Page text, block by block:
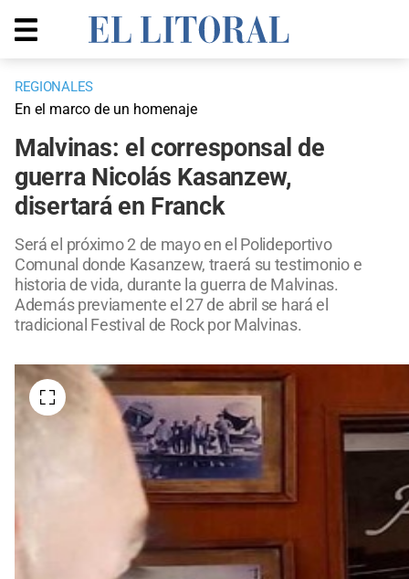
REGIONALES
En el marco de un homenaje
Malvinas: el corresponsal de
guerra Nicolás Kasanzew,
disertará en Franck
Será el próximo 2 de mayo en el Polideportivo
Comunal donde Kasanzew, traerá su testimonio e
historia de vida, durante la guerra de Malvinas.
Además previamente el 27 de abril se hará el
tradicional Festival de Rock por Malvinas.